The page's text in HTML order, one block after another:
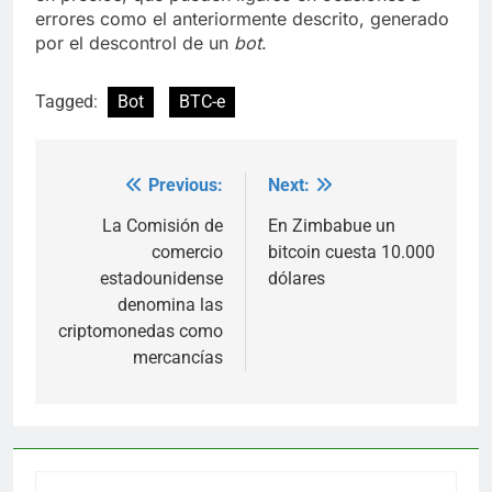
errores como el anteriormente descrito, generado
por el descontrol de un bot.
Tagged: Bot BTC-e
navigation
Previous:
La Comisión de
comercio
estadounidense
denomina las
criptomonedas como
mercancías
Next:
En Zimbabue un
bitcoin cuesta 10.000
dólares